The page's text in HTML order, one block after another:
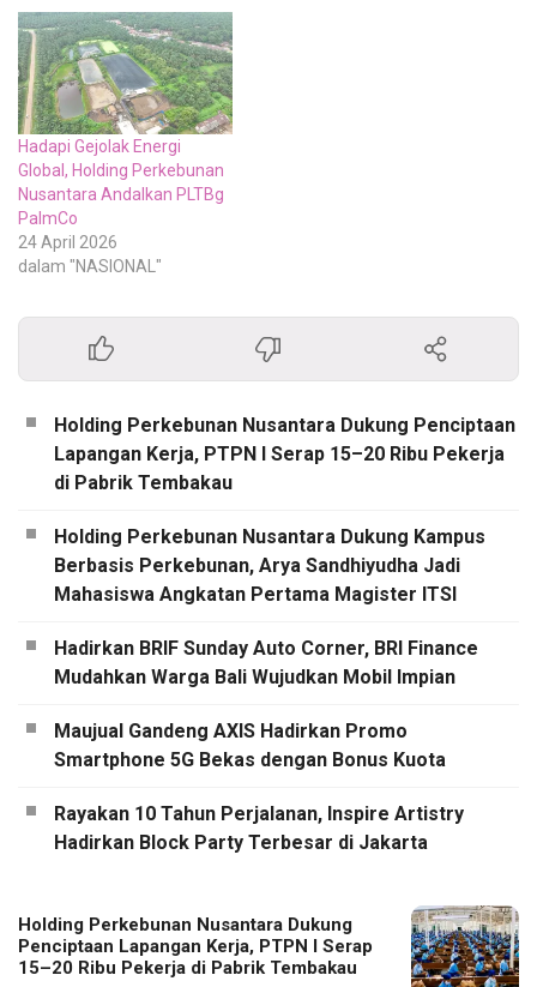
Hadapi Gejolak Energi
Global, Holding Perkebunan
Nusantara Andalkan PLTBg
PalmCo
24 April 2026
dalam "NASIONAL"
Holding Perkebunan Nusantara Dukung Penciptaan
Lapangan Kerja, PTPN I Serap 15–20 Ribu Pekerja
di Pabrik Tembakau
Holding Perkebunan Nusantara Dukung Kampus
Berbasis Perkebunan, Arya Sandhiyudha Jadi
Mahasiswa Angkatan Pertama Magister ITSI
Hadirkan BRIF Sunday Auto Corner, BRI Finance
Mudahkan Warga Bali Wujudkan Mobil Impian
Maujual Gandeng AXIS Hadirkan Promo
Smartphone 5G Bekas dengan Bonus Kuota
Rayakan 10 Tahun Perjalanan, Inspire Artistry
Hadirkan Block Party Terbesar di Jakarta
Holding Perkebunan Nusantara Dukung
Penciptaan Lapangan Kerja, PTPN I Serap
15–20 Ribu Pekerja di Pabrik Tembakau